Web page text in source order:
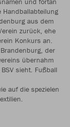
Handballabteilung
aus dem
zurück, ehe
Konkurs an.
der
übernahm
sieht. Fußball
auf die spezielen